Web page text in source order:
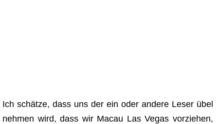
Ich schätze, dass uns der ein oder andere Leser übel
nehmen wird, dass wir Macau Las Vegas vorziehen,